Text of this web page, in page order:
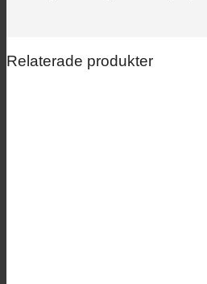
Relaterade produkter